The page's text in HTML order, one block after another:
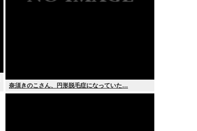
奈須きのこさん、円形脱毛症になっていた…